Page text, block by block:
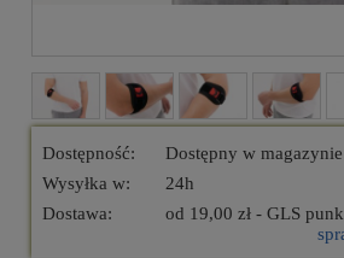
Dostępność:
Dostępny w magazynie
Wysyłka w:
24h
Dostawa:
od 19,00 zł - GLS
Cena nie zawiera ewentualnych kosztów